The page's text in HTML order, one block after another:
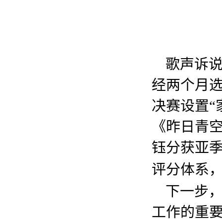
歌声诉
经两个月
决赛设置“
《昨日青
钰分获亚
评分体系
下一步
工作的重